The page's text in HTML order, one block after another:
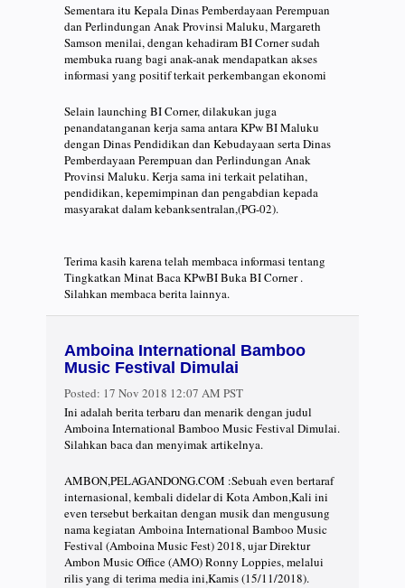
Sementara itu Kepala Dinas Pemberdayaan Perempuan
dan Perlindungan Anak Provinsi Maluku, Margareth
Samson menilai, dengan kehadiram BI Corner sudah
membuka ruang bagi anak-anak mendapatkan akses
informasi yang positif terkait perkembangan ekonomi
Selain launching BI Corner, dilakukan juga
penandatanganan kerja sama antara KPw BI Maluku
dengan Dinas Pendidikan dan Kebudayaan serta Dinas
Pemberdayaan Perempuan dan Perlindungan Anak
Provinsi Maluku. Kerja sama ini terkait pelatihan,
pendidikan, kepemimpinan dan pengabdian kepada
masyarakat dalam kebanksentralan,(PG-02).
Terima kasih karena telah membaca informasi tentang
Tingkatkan Minat Baca KPwBI Buka BI Corner .
Silahkan membaca berita lainnya.
Amboina International Bamboo
Music Festival Dimulai
Posted: 17 Nov 2018 12:07 AM PST
Ini adalah berita terbaru dan menarik dengan judul
Amboina International Bamboo Music Festival Dimulai.
Silahkan baca dan menyimak artikelnya.
AMBON,PELAGANDONG.COM :Sebuah even bertaraf
internasional, kembali didelar di Kota Ambon,Kali ini
even tersebut berkaitan dengan musik dan mengusung
nama kegiatan Amboina International Bamboo Music
Festival (Amboina Music Fest) 2018, ujar Direktur
Ambon Music Office (AMO) Ronny Loppies, melalui
rilis yang di terima media ini,Kamis (15/11/2018).